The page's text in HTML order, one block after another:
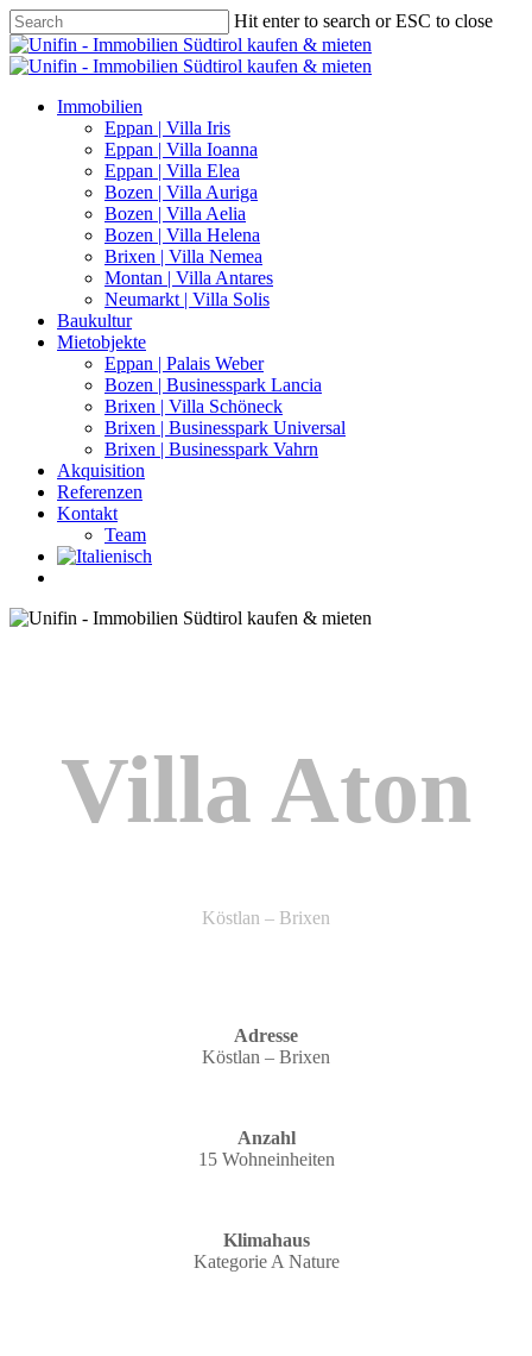
Hit enter to search or ESC to close
Immobilien
Eppan | Villa Iris
Eppan | Villa Ioanna
Eppan | Villa Elea
Bozen | Villa Auriga
Bozen | Villa Aelia
Bozen | Villa Helena
Brixen | Villa Nemea
Montan | Villa Antares
Neumarkt | Villa Solis
Baukultur
Mietobjekte
Eppan | Palais Weber
Bozen | Businesspark Lancia
Brixen | Villa Schöneck
Brixen | Businesspark Universal
Brixen | Businesspark Vahrn
Akquisition
Referenzen
Kontakt
Team
Villa Aton
Köstlan – Brixen
Adresse
Köstlan – Brixen
Anzahl
15 Wohneinheiten
Klimahaus
Kategorie A Nature